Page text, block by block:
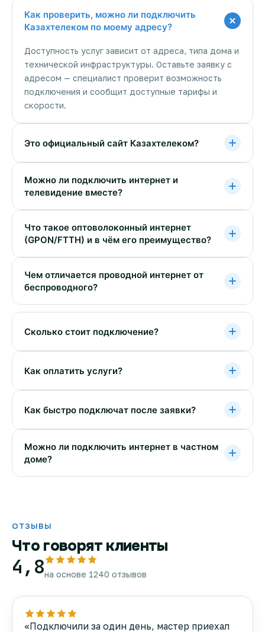
Как проверить, можно ли подключить
Казахтелеком по моему адресу?
Доступность услуг зависит от адреса, типа дома и
технической инфраструктуры. Оставьте заявку с
адресом — специалист проверит возможность
подключения и сообщит доступные тарифы и
скорости.
Это официальный сайт Казахтелеком?
Можно ли подключить интернет и
телевидение вместе?
Что такое оптоволоконный интернет
(GPON/FTTH) и в чём его преимущество?
Чем отличается проводной интернет от
беспроводного?
Сколько стоит подключение?
Как оплатить услуги?
Как быстро подключат после заявки?
Можно ли подключить интернет в частном
доме?
ОТЗЫВЫ
Что говорят клиенты
4,8на основе 1240 отзывов
«Подключили за один день, мастер приехал